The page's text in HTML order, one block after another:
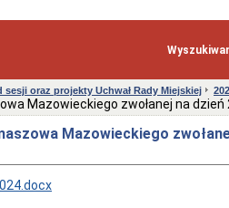
sesji oraz projekty Uchwał Rady Miejskiej
Mazowieckiego zwołanej na dzień
Mazowieckiego